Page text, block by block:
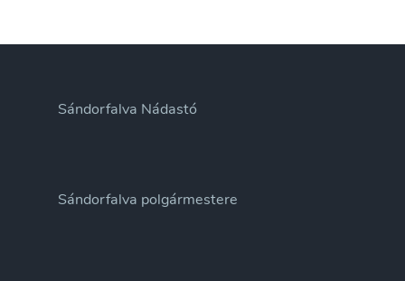
Sándorfalva Nádastó
Sándorfalva polgármestere